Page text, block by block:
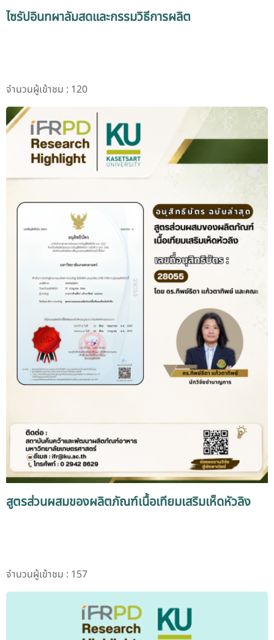
ไซรัปอินทผาลัมสดและกรรมวิธีการผลิต
จำนวนผู้เข้าชม : 120
สูตรส่วนผสมของผลิตภัณฑ์เนื้อเทียมเสริมเห็ดหัวลิง
จำนวนผู้เข้าชม : 157